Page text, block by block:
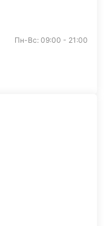
Пн-Вс: 09:00 - 21:00